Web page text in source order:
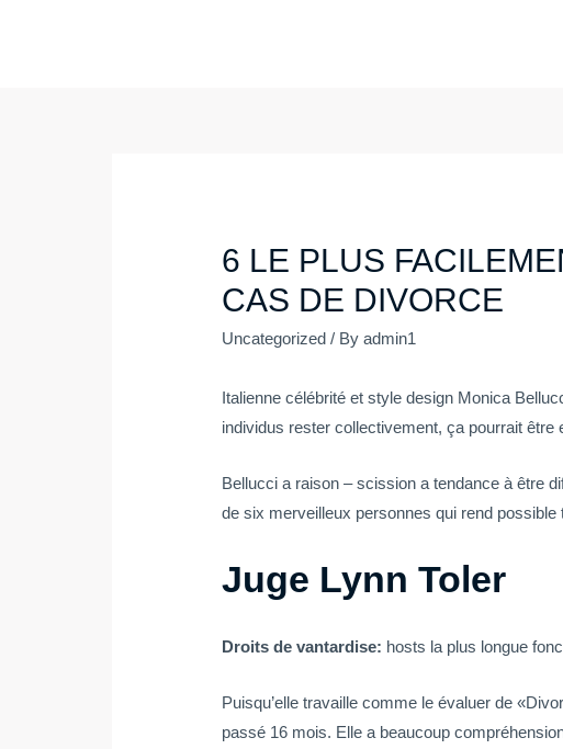
6 LE PLUS
CAS DE DIVORCE
Uncategorized / Byadmin1
Italienne célébrité et style design Monica
individus rester collectivement, ça pourrait être
Bellucci a raison – scission a tendance à être
de six merveilleux personnes qui rend
Juge Lynn Toler
Droits de vantardise: hosts la plus longue
Puisqu’elle travaille comme le évaluer de
passé 16 mois. Elle a beaucoup